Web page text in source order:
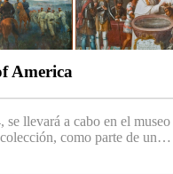
America
llevará a cabo en el
como parte de un…